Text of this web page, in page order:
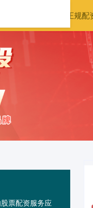
正规
票配资服务应